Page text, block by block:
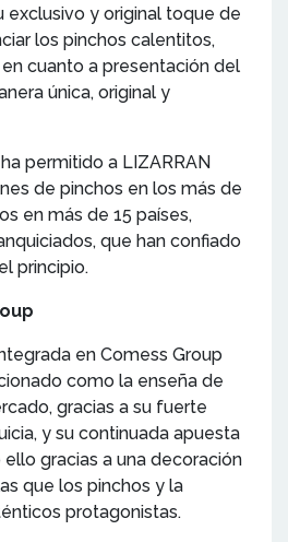
exclusivo y original toque de
los pinchos calentitos,
cuanto a presentación del
única, original y
permitido a LIZARRAN
de pinchos en los más de
en más de 15 países,
que han confiado
principio.
en Comess Group
como la enseña de
gracias a su fuerte
y su continuada apuesta
gracias a una decoración
que los pinchos y la
protagonistas.